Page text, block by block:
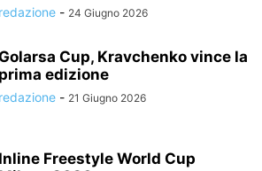
redazione - 24 Giugno 2026
Cup, Kravchenko vince la
prima edizione
redazione - 21 Giugno 2026
Inline Freestyle World Cup